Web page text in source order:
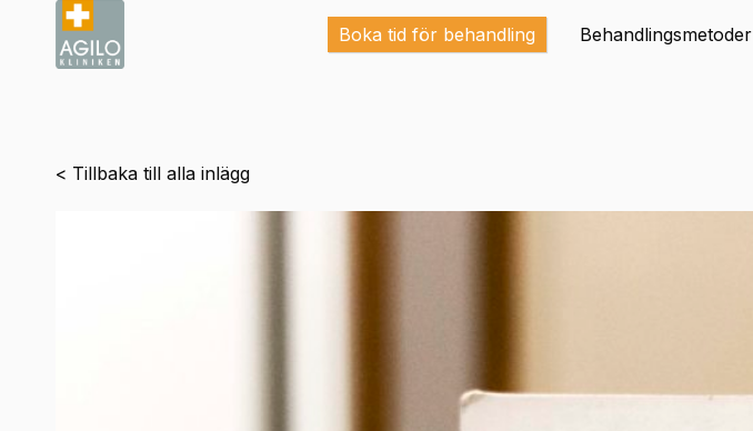
Boka tid för behandling Behandlingsmetoder
< Tillbaka till alla inlägg